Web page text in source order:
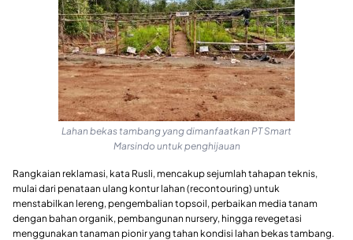
Lahan bekas tambang yang dimanfaatkan PT Smart
Marsindo untuk penghijauan
Rangkaian reklamasi, kata Rusli, mencakup sejumlah tahapan teknis,
mulai dari penataan ulang kontur lahan (recontouring) untuk
menstabilkan lereng, pengembalian topsoil, perbaikan media tanam
dengan bahan organik, pembangunan nursery, hingga revegetasi
menggunakan tanaman pionir yang tahan kondisi lahan bekas tambang.